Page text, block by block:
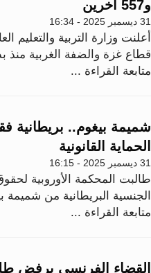
و557 آخرين
31 ديسمبر 2025 - 16:34
أعلنت وزارة التربية والتعليم
قطاع غزة والضفة الغربية منذ بداية عام
متابعة القراءة ...
شميمة بيغوم.. بريطانية
الحماية القانونية
31 ديسمبر 2025 - 16:15
طالبت المحكمة الأوروبية
الجنسية البريطانية من
متابعة القراءة ...